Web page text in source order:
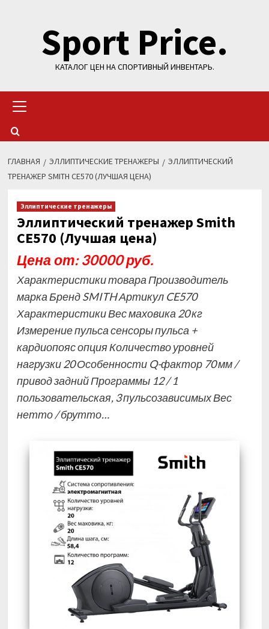
содержимомуSport Price.
КАТАЛОГ ЦЕН НА СПОРТИВНЫЙ ИНВЕНТАРЬ.
меню
ГЛАВНАЯ ЭЛЛИПТИЧЕСКИЕ ТРЕНАЖЕРЫ
ЭЛЛИПТИЧЕСКИЙ
ТРЕНАЖЕР SMITH CE570 (ЛУЧШАЯ ЦЕНА)
Эллиптические тренажеры
Эллиптический тренажер Smith
CE570 (Лучшая цена)
Цена от: 30000 руб.
Характеристики товара Производитель
марка Бренд SMITH Артикул CE570
Характеристики Вес маховика 20 кг
Измерение пульса сенсоры пульса +
кардиопояс опция Количество уровней
нагрузки 20 Особенности Q-фактор 70 мм /
привод задний Программы 12 / 1
пользовательская, 3 пульсозависимых Вес
нетто / брутто…